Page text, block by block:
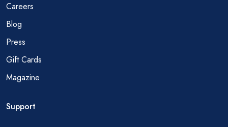
Careers
Blog
Press
Gift Cards
Magazine
Support